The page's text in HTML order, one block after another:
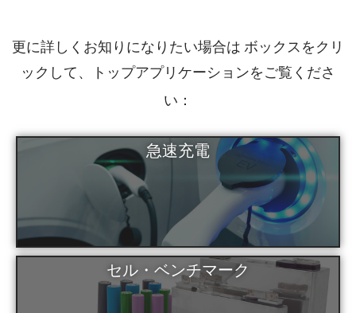
更に詳しくお知りになりたい場合は ボックスをクリ
ックして、
トップアプリケーションを ご覧くださ
い：
急速充電
セル・ベンチマーク